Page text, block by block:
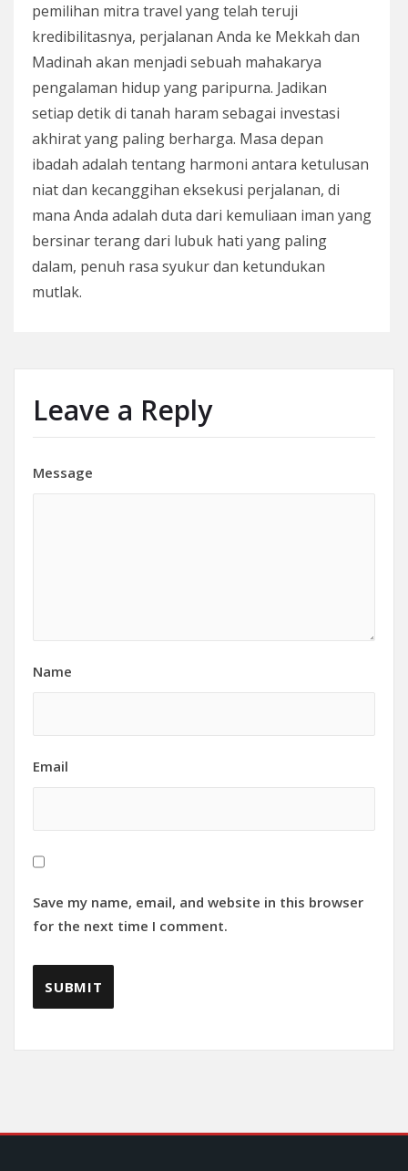
pemilihan mitra travel yang telah teruji
kredibilitasnya, perjalanan Anda ke Mekkah dan
Madinah akan menjadi sebuah mahakarya
pengalaman hidup yang paripurna. Jadikan
setiap detik di tanah haram sebagai investasi
akhirat yang paling berharga. Masa depan
ibadah adalah tentang harmoni antara ketulusan
niat dan kecanggihan eksekusi perjalanan, di
mana Anda adalah duta dari kemuliaan iman yang
bersinar terang dari lubuk hati yang paling
dalam, penuh rasa syukur dan ketundukan
mutlak.
Leave a Reply
Message
Name
Email
Save my name, email, and website in this browser
for the next time I comment.